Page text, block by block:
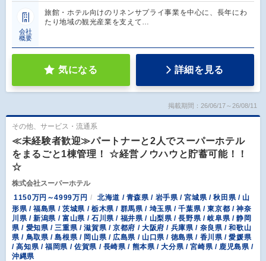
会社
概要
旅館・ホテル向けのリネンサプライ事業を中心に、長年にわ
たり地域の観光産業を支えて…
気になる 詳細を見る
掲載期間：26/06/17～26/08/11
その他、サービス・流通系
≪未経験者歓迎≫パートナーと2人でスーパーホテル
をまるごと1棟管理！ ☆経営ノウハウと貯蓄可能！！
☆
株式会社スーパーホテル
1150万円～4999万円
北海道 / 青森県 / 岩手県 / 宮城県 / 秋田県 / 山
形県 / 福島県 / 茨城県 / 栃木県 / 群馬県 / 埼玉県 / 千葉県 / 東京都 / 神奈
川県 / 新潟県 / 富山県 / 石川県 / 福井県 / 山梨県 / 長野県 / 岐阜県 / 静岡
県 / 愛知県 / 三重県 / 滋賀県 / 京都府 / 大阪府 / 兵庫県 / 奈良県 / 和歌山
県 / 鳥取県 / 島根県 / 岡山県 / 広島県 / 山口県 / 徳島県 / 香川県 / 愛媛県
/ 高知県 / 福岡県 / 佐賀県 / 長崎県 / 熊本県 / 大分県 / 宮崎県 / 鹿児島県 /
沖縄県